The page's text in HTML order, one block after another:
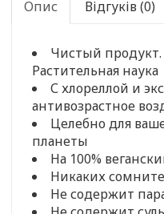
Опис Відгуків (0)
Чистый
Растительная наука
С хлореллой и
антивозрастное
Целебно для
планеты
На 100%
Никаких
Не содержит